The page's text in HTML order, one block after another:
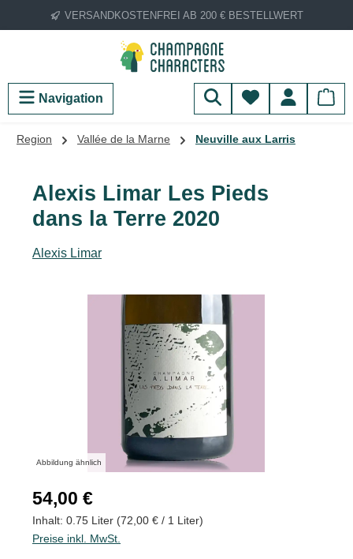
Zum Hauptinhalt springen
VERSANDKOSTENFREI AB 200 € BESTELLWERT
Navigation Du hast 0
Region Vallée de la Marne Neuville aux Larris
Alexis Limar Les Pieds
dans la Terre 2020
Alexis Limar
Bildergalerie überspringen
Abbildung ähnlich
Regulärer Preis:
54,00 €
Inhalt: 0.75 Liter (72,00 € / 1 Liter)
Preise inkl. MwSt.